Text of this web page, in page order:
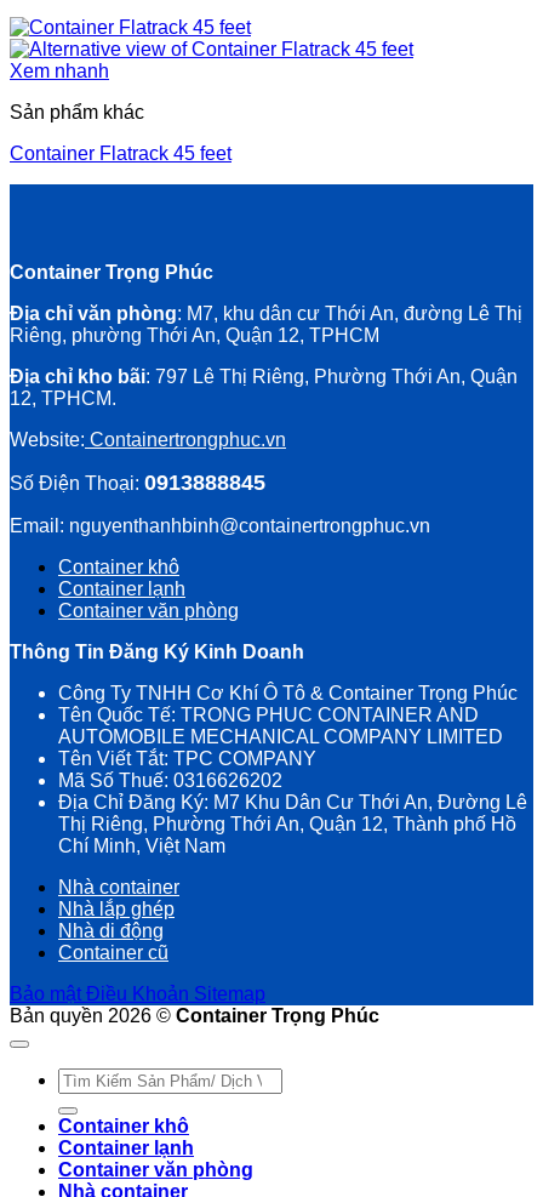
Xem nhanh
Sản phẩm khác
Container Flatrack 45 feet
Container Trọng Phúc
Địa chỉ văn phòng: M7, khu dân cư Thới An, đường Lê Thị
Riêng, phường Thới An, Quận 12, TPHCM
Địa chỉ kho bãi: 797 Lê Thị Riêng, Phường Thới An, Quận
12, TPHCM.
Website: Containertrongphuc.vn
Số Điện Thoại: 0913888845
Email: nguyenthanhbinh@containertrongphuc.vn
Container khô
Container lạnh
Container văn phòng
Thông Tin Đăng Ký Kinh Doanh
Công Ty TNHH Cơ Khí Ô Tô & Container Trọng Phúc
Tên Quốc Tế: TRONG PHUC CONTAINER AND
AUTOMOBILE MECHANICAL COMPANY LIMITED
Tên Viết Tắt: TPC COMPANY
Mã Số Thuế: 0316626202
Địa Chỉ Đăng Ký: M7 Khu Dân Cư Thới An, Đường Lê
Thị Riêng, Phường Thới An, Quận 12, Thành phố Hồ
Chí Minh, Việt Nam
Nhà container
Nhà lắp ghép
Nhà di động
Container cũ
Bảo mật Điều Khoản Sitemap
Bản quyền 2026 © Container Trọng Phúc
Tìm
kiếm:
Container khô
Container lạnh
Container văn phòng
Nhà container